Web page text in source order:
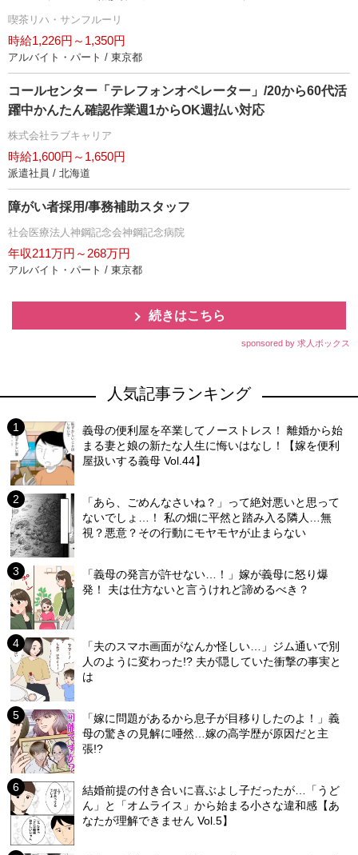
喫茶リハ・サンフルーリ
時給1,226円～1,350円
アルバイト・パート / 東京都
コールセンター「テレフォンオペレーター」/20から60代活
躍中かんたん確認作業週1からOK週払い対応
株式会社ラブキャリア
時給1,600円～1,650円
派遣社員 / 北海道
障がい者採用/事務補助スタッフ
社会医療法人神鋼記念会神鋼記念病院
年収211万円～268万円
アルバイト・パート / 東京都
続きはこちら
sponsored by 求人ボックス
人気記事ランキング
義母の便利屋を卒業してノーストレス！ 離婚から始
まる妻と娘の新たな人生に悔いはなし！【嫁を便利
屋扱いする義母 Vol.44】
「あら、ごめんなさいね？」って絶対悪いと思って
ないでしょ…！ 私の畑に平然と踏み入る隣人…無
視？悪意？その行動にモヤモヤが止まらない
「義母の発言が許せない…！」嫁が義母に怒り爆
発！ 夫は仕方ないと言うけれど諦めるべき？
「夫のスマホ画面がなんか怪しい…」ジム通いで別
人のように変わった!? 夫が隠していた衝撃の事実と
は
「嫁に問題があるから息子が目移りしたのよ！」義
母の驚きの見解に唖然…嫁の高学歴が原因だと主
張!?
結婚前提の付き合いに喜ぶよし子だったが…「うど
ん」と「オムライス」から始まる小さな違和感【あ
なたが理解できません Vol.5】